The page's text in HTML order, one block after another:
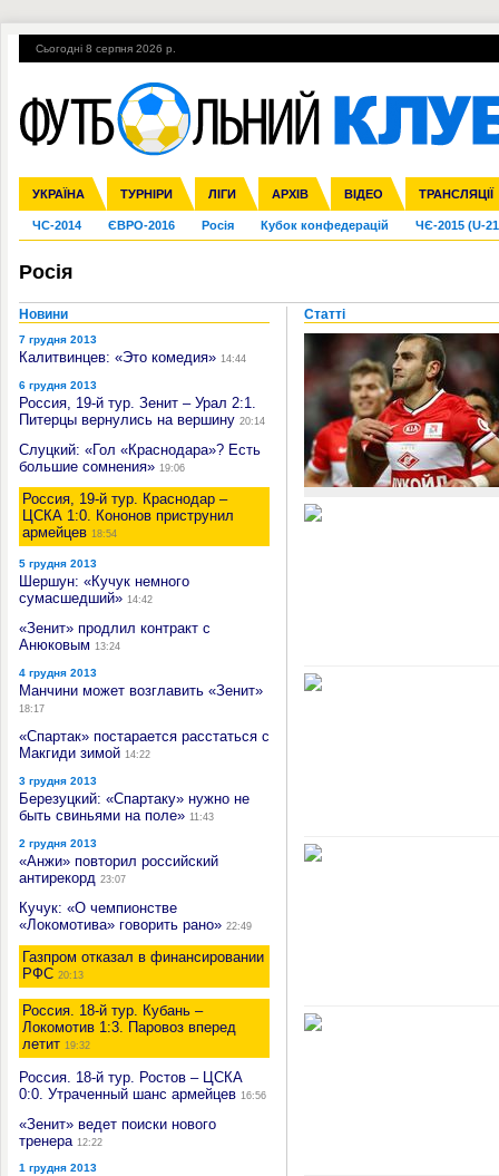
Сьогодні 8 серпня 2026 р.
УКРАЇНА ТУРНІРИ ЛІГИ АРХІВ ВІДЕО ТРАНСЛЯЦІЇ
Збірна Прем'єр-ліга Перша ліга Друга ліга Кубок України
Ліга чемпіонів Ліга Європи Міжнародні Ліга націй Ліга
Англія Іспанія Італія Німеччина Франція Інші
ЧС-2014 ЄВРО-2016 Росія Кубок конфедерацій ЧЄ-2015 (U-
Гарячі теми УПЛ, 2-й тур ВІЙНА УПЛ-ПЕРЕХОДИ
Росія
Новини
7 грудня 2013
Калитвинцев: «Это комедия» 14:44
6 грудня 2013
Россия, 19-й тур. Зенит – Урал 2:1.
Питерцы вернулись на вершину 20:14
Слуцкий: «Гол «Краснодара»? Есть
большие сомнения» 19:06
Россия, 19-й тур. Краснодар –
ЦСКА 1:0. Кононов приструнил
армейцев 18:54
5 грудня 2013
Шершун: «Кучук немного
сумасшедший» 14:42
«Зенит» продлил контракт с
Анюковым 13:24
4 грудня 2013
Манчини может возглавить «Зенит»
18:17
«Спартак» постарается расстаться с
Макгиди зимой 14:22
3 грудня 2013
Березуцкий: «Спартаку» нужно не
быть свиньями на поле» 11:43
2 грудня 2013
«Анжи» повторил российский
антирекорд 23:07
Кучук: «О чемпионстве
«Локомотива» говорить рано» 22:49
Газпром отказал в финансировании
РФС 20:13
Россия. 18-й тур. Кубань –
Локомотив 1:3. Паровоз вперед
летит 19:32
Россия. 18-й тур. Ростов – ЦСКА
0:0. Утраченный шанс армейцев 16:56
«Зенит» ведет поиски нового
тренера 12:22
1 грудня 2013
Статті